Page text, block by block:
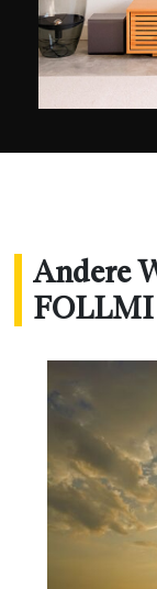
über seine
Er wird
Zeitschriften
Andere
FOLLMI